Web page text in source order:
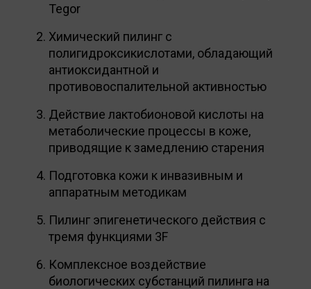
Tegor
Химический пилинг с
полигидроксикислотами, обладающий
антиоксидантной и
противовоспалительной активностью
Действие лактобионовой кислоты на
метаболические процессы в коже,
приводящие к замедлению старения
Подготовка кожи к инвазивным и
аппаратным методикам
Пилинг эпигенетического действия с
тремя функциями 3F
Комплексное воздействие
биологических субстанций пилинга на